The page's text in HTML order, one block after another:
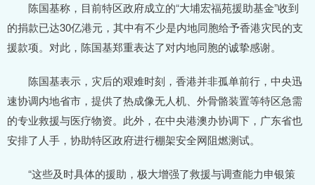
陈国基称，目前特区政府成立的“大埔宏福苑援助基金”收到
的捐款已达30亿港元，其中有不少是内地同胞给予香港灾民的支
援款项。对此，陈国基郑重表达了对内地同胞的诚挚感谢。
陈国基表示，灾后的艰难时刻，香港并非孤单前行，中央迅
速协调内地省市，提供了热成像无人机、外骨骼装置等特区急需
的专业救援与医疗物资。此外，在中央港澳办协调下，广东省也
安排了人手，协助特区政府进行棚架安全网阻燃测试。
“这些及时具体的援助，极大增强了救援与调查能力申银策